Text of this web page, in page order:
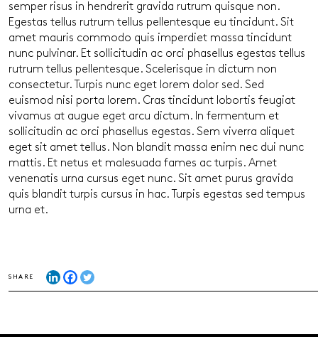
semper risus in hendrerit gravida rutrum quisque non.
Egestas tellus rutrum tellus pellentesque eu tincidunt. Sit
amet mauris commodo quis imperdiet massa tincidunt
nunc pulvinar. Et sollicitudin ac orci phasellus egestas tellus
rutrum tellus pellentesque. Scelerisque in dictum non
consectetur. Turpis nunc eget lorem dolor sed. Sed
euismod nisi porta lorem. Cras tincidunt lobortis feugiat
vivamus at augue eget arcu dictum. In fermentum et
sollicitudin ac orci phasellus egestas. Sem viverra aliquet
eget sit amet tellus. Non blandit massa enim nec dui nunc
mattis. Et netus et malesuada fames ac turpis. Amet
venenatis urna cursus eget nunc. Sit amet purus gravida
quis blandit turpis cursus in hac. Turpis egestas sed tempus
urna et.
SHARE